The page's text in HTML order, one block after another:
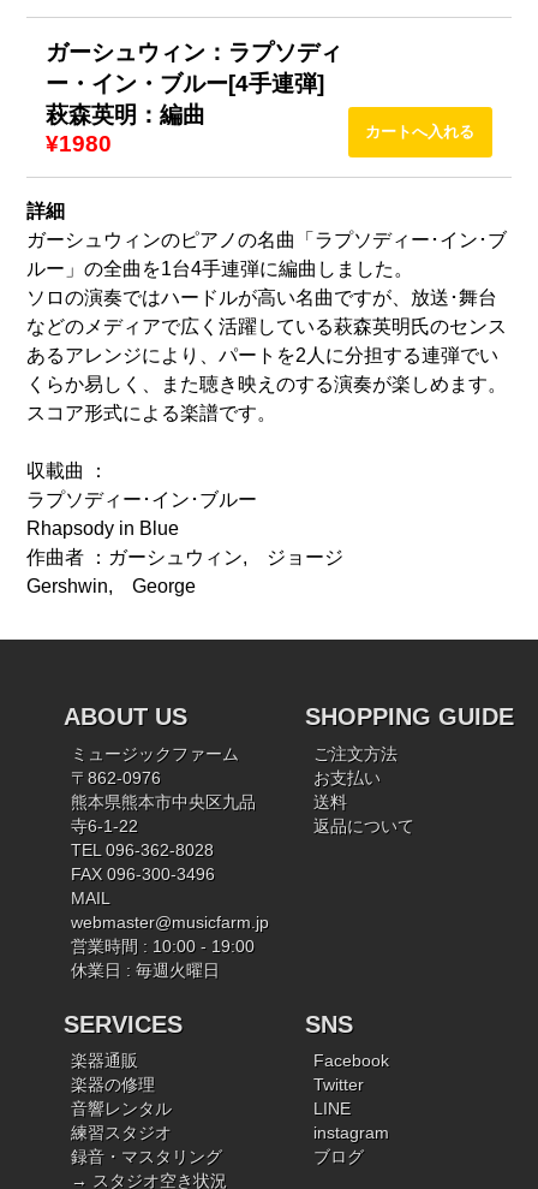
ガーシュウィン：ラプソディ
ー・イン・ブルー[4手連弾]
萩森英明：編曲
¥1980
詳細
ガーシュウィンのピアノの名曲「ラプソディー･イン･ブ
ルー」の全曲を1台4手連弾に編曲しました。
ソロの演奏ではハードルが高い名曲ですが、放送･舞台
などのメディアで広く活躍している萩森英明氏のセンス
あるアレンジにより、パートを2人に分担する連弾でい
くらか易しく、また聴き映えのする演奏が楽しめます。
スコア形式による楽譜です。
収載曲 ：
ラプソディー･イン･ブルー
Rhapsody in Blue
作曲者 ：ガーシュウィン, ジョージ
Gershwin, George
ABOUT US
ミュージックファーム
〒862-0976
熊本県熊本市中央区九品
寺6-1-22
TEL 096-362-8028
FAX 096-300-3496
MAIL
webmaster@musicfarm.jp
営業時間 : 10:00 - 19:00
休業日 : 毎週火曜日
SHOPPING GUIDE
ご注文方法
お支払い
送料
返品について
SERVICES
楽器通販
楽器の修理
音響レンタル
練習スタジオ
録音・マスタリング
→ スタジオ空き状況
SNS
Facebook
Twitter
LINE
instagram
ブログ